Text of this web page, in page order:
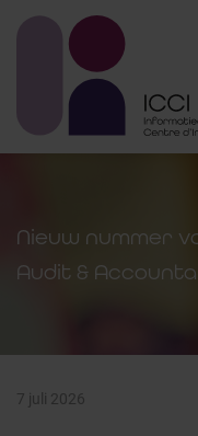
Nieuw nummer
Audit &
7 juli 2026